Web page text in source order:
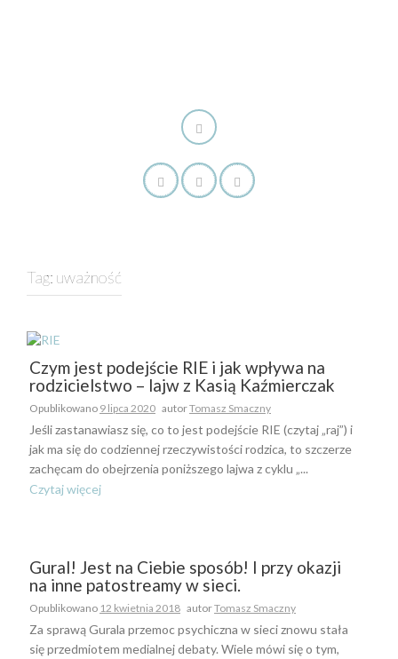
Tag: uważność
Czym jest podejście RIE i jak wpływa na
rodzicielstwo – lajw z Kasią Kaźmierczak
Opublikowano 9 lipca 2020 autorTomasz Smaczny
Jeśli zastanawiasz się, co to jest podejście RIE (czytaj „raj”) i
jak ma się do codziennej rzeczywistości rodzica, to szczerze
zachęcam do obejrzenia poniższego lajwa z cyklu „...
Czytaj więcej
Gural! Jest na Ciebie sposób! I przy okazji
na inne patostreamy w sieci.
Opublikowano 12 kwietnia 2018 autorTomasz Smaczny
Za sprawą Gurala przemoc psychiczna w sieci znowu stała
się przedmiotem medialnej debaty. Wiele mówi się o tym,